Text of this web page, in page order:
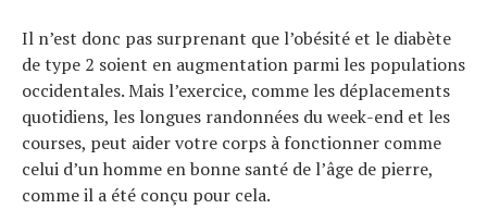
Il n’est donc pas surprenant que l’obésité et le diabète
de type 2 soient en augmentation parmi les populations
occidentales. Mais l’exercice, comme les déplacements
quotidiens, les longues randonnées du week-end et les
courses, peut aider votre corps à fonctionner comme
celui d’un homme en bonne santé de l’âge de pierre,
comme il a été conçu pour cela.